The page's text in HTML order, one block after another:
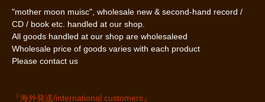
"mother moon muisc", wholesale new & second-hand record /
CD / book etc. handled at our shop.
All goods handled at our shop are wholesaleed
Wholesale price of goods varies with each product
Please contact us
『海外発送/international customers』